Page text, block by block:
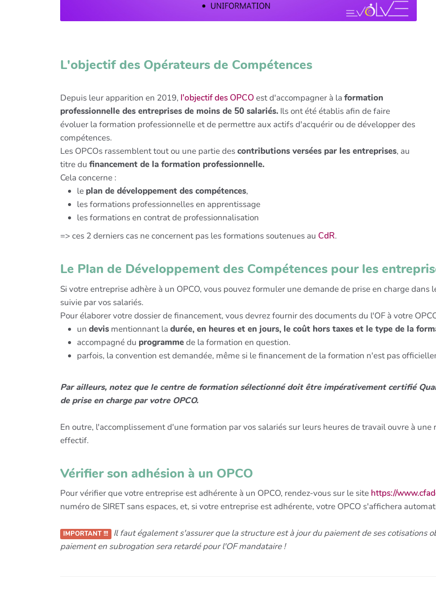
L'objectif des Opérateurs de Compétences
Depuis leur apparition en 2019, l'objectif des OPCOest d'accompagner à la formation
professionnelle des entreprises de moins de 50 salariés. Ils ont été établis afin de faire
évoluer la formation professionnelle et de permettre aux actifs d'acquérir ou de développer des
compétences.
Les OPCOs rassemblent tout ou une partie descontributions versées par les entreprises, au
titre du financement de la formation professionnelle.
Cela concerne :
le plan de développement des compétences,
les formations professionnelles en apprentissage
les formations en contrat de professionnalisation
=> ces 2 derniers cas ne concernent pas les formations soutenues au CdR.
Le Plan de Développement des Compétences pour les
Si votre entreprise adhère à un OPCO, vous pouvez formuler une demande de prise en charge
suivie par vos salariés.
Pour élaborer votre dossier de financement, vous devrez fournir des documents du l'OF à votre
un devis mentionnant la durée, en heures et en jours, le coût hors taxes et le type de la
accompagné du programmede la formation en question.
parfois, la convention est demandée, même si le financement de la formation n'est pas
Par ailleurs, notez que le centre de formation sélectionné doit être impérativement certifié
de prise en charge par votre OPCO.
En outre, l'accomplissement d'une formation par vos salariés sur leurs heures de travail ouvre à
effectif.
Vérifier son adhésion à un OPCO
Pour vérifier que votre entreprise est adhérente à un OPCO, rendez-vous sur le site https://
numéro de SIRET sans espaces, et, si votre entreprise est adhérente, votre OPCO s'affichera
IMPORTANT !!! Il faut également s'assurer que la structure est à jour du paiement de ses cotisations
paiement en subrogation sera retardé pour l'OF mandataire !